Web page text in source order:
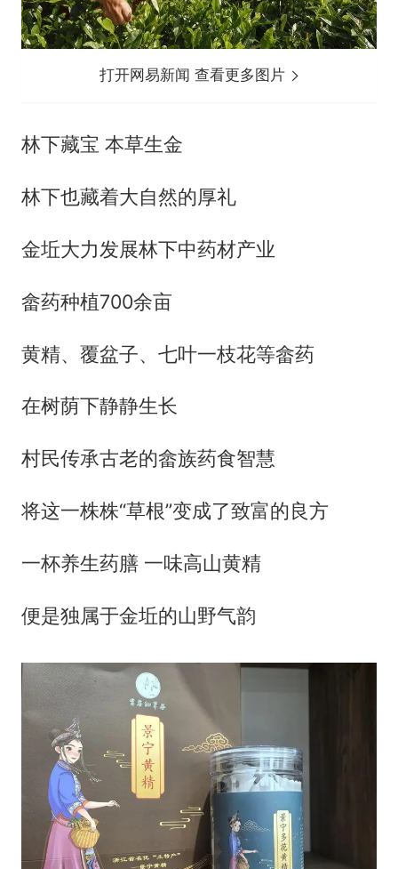
打开网易新闻 查看更多图片
林下藏宝 本草生金
林下也藏着大自然的厚礼
金坵大力发展林下中药材产业
畲药种植700余亩
黄精、覆盆子、七叶一枝花等畲药
在树荫下静静生长
村民传承古老的畲族药食智慧
将这一株株“草根”变成了致富的良方
一杯养生药膳 一味高山黄精
便是独属于金坵的山野气韵